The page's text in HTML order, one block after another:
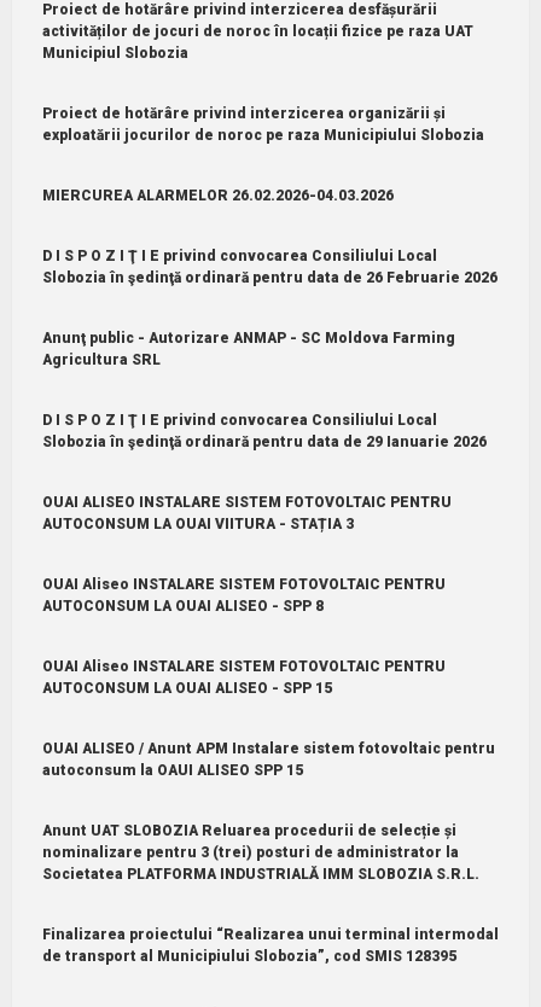
Proiect de hotărâre privind interzicerea desfășurării
activităților de jocuri de noroc în locații fizice pe raza UAT
Municipiul Slobozia
Proiect de hotărâre privind interzicerea organizării și
exploatării jocurilor de noroc pe raza Municipiului Slobozia
MIERCUREA ALARMELOR 26.02.2026-04.03.2026
D I S P O Z I Ţ I E privind convocarea Consiliului Local
Slobozia în şedinţă ordinară pentru data de 26 Februarie 2026
Anunţ public - Autorizare ANMAP - SC Moldova Farming
Agricultura SRL
D I S P O Z I Ţ I E privind convocarea Consiliului Local
Slobozia în şedinţă ordinară pentru data de 29 Ianuarie 2026
OUAI ALISEO INSTALARE SISTEM FOTOVOLTAIC PENTRU
AUTOCONSUM LA OUAI VIITURA - STAȚIA 3
OUAI Aliseo INSTALARE SISTEM FOTOVOLTAIC PENTRU
AUTOCONSUM LA OUAI ALISEO - SPP 8
OUAI Aliseo INSTALARE SISTEM FOTOVOLTAIC PENTRU
AUTOCONSUM LA OUAI ALISEO - SPP 15
OUAI ALISEO / Anunt APM Instalare sistem fotovoltaic pentru
autoconsum la OAUI ALISEO SPP 15
Anunt UAT SLOBOZIA Reluarea procedurii de selecție și
nominalizare pentru 3 (trei) posturi de administrator la
Societatea PLATFORMA INDUSTRIALĂ IMM SLOBOZIA S.R.L.
Finalizarea proiectului “Realizarea unui terminal intermodal
de transport al Municipiului Slobozia”, cod SMIS 128395